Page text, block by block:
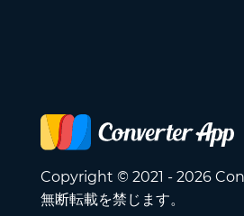
Copyright © 2021 - 2026
無断転載を禁じます。